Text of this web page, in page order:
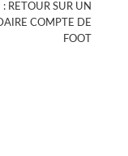
: RETOUR SUR UN
COMPTE DE
FOOT